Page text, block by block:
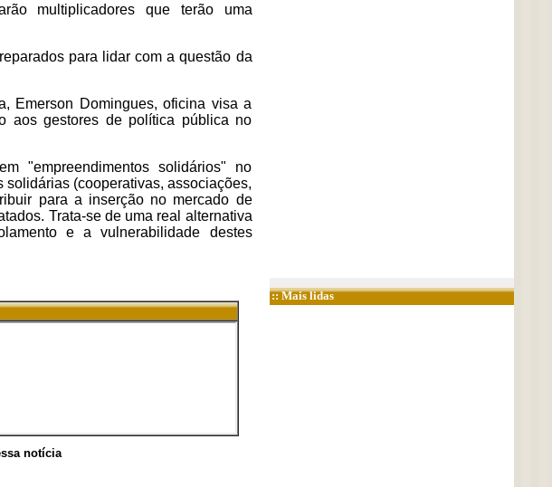
multiplicadores que terão uma
para lidar com a questão da
Emerson Domingues, oficina visa a
aos gestores de política pública no
"empreendimentos solidários" no
(cooperativas, associações,
para a inserção no mercado de
Trata-se de uma real alternativa
e a vulnerabilidade destes
notícia
:: Mais lidas